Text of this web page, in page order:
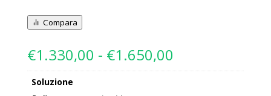
Compara
€1.330,00 - €1.650,00
di
Soluzione